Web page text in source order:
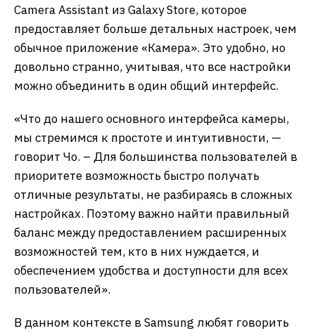
Camera Assistant из Galaxy Store, которое
предоставляет больше детальных настроек, чем
обычное приложение «Камера». Это удобно, но
довольно странно, учитывая, что все настройки
можно объединить в один общий интерфейс.
«Что до нашего основного интерфейса камеры,
мы стремимся к простоте и интуитивности, —
говорит Чо. – Для большинства пользователей в
приоритете возможность быстро получать
отличные результаты, не разбираясь в сложных
настройках. Поэтому важно найти правильный
баланс между предоставлением расширенных
возможностей тем, кто в них нуждается, и
обеспечением удобства и доступности для всех
пользователей».
В данном контексте в Samsung любят говорить